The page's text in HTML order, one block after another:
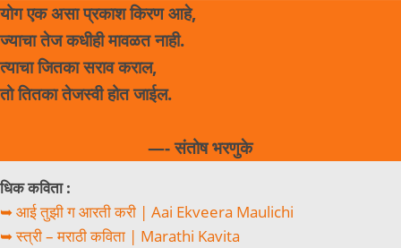
योग एक असा प्रकाश किरण आहे,
ज्याचा तेज कधीही मावळत नाही.
त्याचा जितका सराव कराल,
तो तितका तेजस्वी होत जाईल.
—- संतोष भरणुके
धिक कविता :
➥ आई तुझी ग आरती करी | Aai Ekveera Maulichi
➥ स्त्री – मराठी कविता | Marathi Kavita